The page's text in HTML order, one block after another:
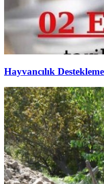
Hayvancılık